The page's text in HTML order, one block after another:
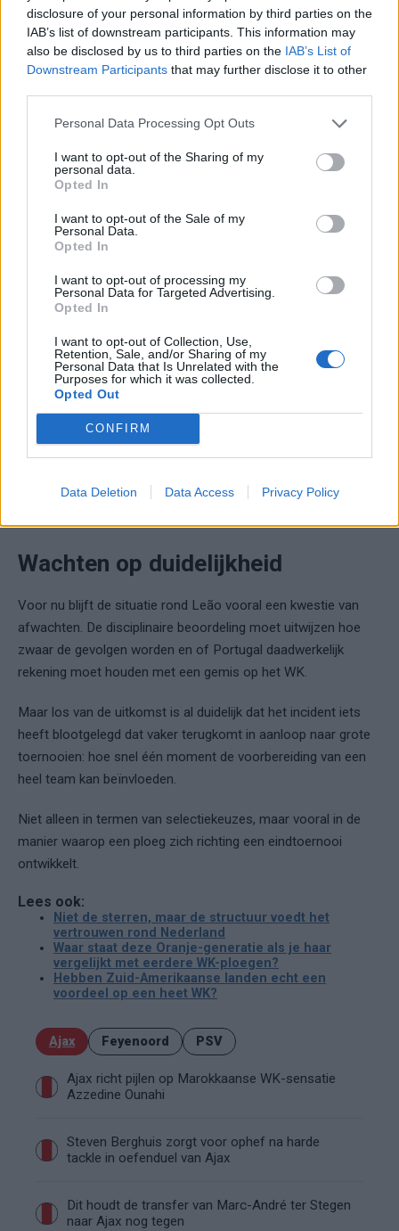
disclosure of your personal information by third parties on the
IAB’s list of downstream participants. This information may
also be disclosed by us to third parties on the IAB’s List of
Downstream Participants that may further disclose it to other
Personal Data Processing Opt Outs
I want to opt-out of the Sharing of my
personal data.
Opted In
I want to opt-out of the Sale of my
Personal Data.
Opted In
I want to opt-out of processing my
Personal Data for Targeted Advertising.
Opted In
I want to opt-out of Collection, Use,
Retention, Sale, and/or Sharing of my
Personal Data that Is Unrelated with the
Purposes for which it was collected.
Opted Out
CONFIRM
Data Deletion Data Access Privacy Policy
Incidenten in de voorbereiding op grote toernooien krijgen
vaak extra gewicht door timing. Een rode kaart in een reguliere
mogelijke sanctie, maar ook vanwege het moment waarop
het gebeurt.
Selecties bevinden zich in een fase waarin coaches juist
proberen stabiliteit te creëren. Elke onzekerheid over
basiskrachten werkt door in de opbouw van het team.
Daarom worden dit soort situaties vaak niet alleen sportief,
maar ook strategisch beoordeeld.
Portugal in een kwetsbare balans
Portugal beschikt over een brede selectie met meerdere
aanvallende opties, maar de kracht van het team zit vaak in de
combinatie van individuele kwaliteit en ingeslepen patronen.
Wanneer één van die vaste schakels wegvalt, verschuift de
balans. Niet noodzakelijk in kwaliteit, maar wel in automatisme
een elftal dat moet schuiven in de laatste fase van
Wachten op duidelijkheid
Voor nu blijft de situatie rond Leão vooral een kwestie van
afwachten. De disciplinaire beoordeling moet uitwijzen hoe
zwaar de gevolgen worden en of Portugal daadwerkelijk
rekening moet houden met een gemis op het WK.
Maar los van de uitkomst is al duidelijk dat het incident iets
heeft blootgelegd dat vaker terugkomt in aanloop naar grote
toernooien: hoe snel één moment de voorbereiding van een
heel team kan beïnvloeden.
Niet alleen in termen van selectiekeuzes, maar vooral in de
manier waarop een ploeg zich richting een eindtoernooi
ontwikkelt.
Lees ook:
Niet de sterren, maar de structuur voedt het
vertrouwen rond Nederland
Waar staat deze Oranje-generatie als je haar
vergelijkt met eerdere WK-ploegen?
Hebben Zuid-Amerikaanse landen echt een
voordeel op een heet WK?
Ajax Feyenoord PSV
Ajax richt pijlen op Marokkaanse WK-sensatie
Azzedine Ounahi
Steven Berghuis zorgt voor ophef na harde
tackle in oefenduel van Ajax
Dit houdt de transfer van Marc-André ter Stegen
naar Ajax nog tegen